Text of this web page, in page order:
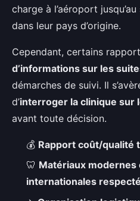
charge à l’aéroport
dans leur pays d’origine.
Cependant, certains
d’informations sur les
démarches de suivi. Il
d’interroger la clinique sur
avant toute décision.
💰 Rapport coût/qualité
🦷 Matériaux modernes
internationales